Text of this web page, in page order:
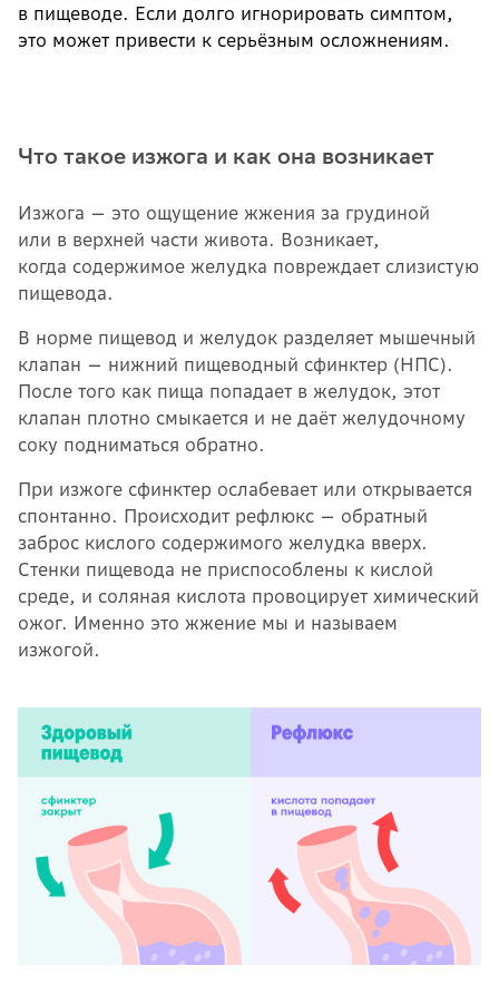
в пищеводе. Если долго игнорировать симптом,
это может привести к серьёзным осложнениям.
Что такое изжога и как она возникает
Изжога — это ощущение жжения за грудиной
или в верхней части живота. Возникает,
когда содержимое желудка повреждает слизистую
пищевода.
В норме пищевод и желудок разделяет мышечный
клапан — нижний пищеводный сфинктер (НПС).
После того как пища попадает в желудок, этот
клапан плотно смыкается и не даёт желудочному
соку подниматься обратно.
При изжоге сфинктер ослабевает или открывается
спонтанно. Происходит рефлюкс — обратный
заброс кислого содержимого желудка вверх.
Стенки пищевода не приспособлены к кислой
среде, и соляная кислота провоцирует химический
ожог. Именно это жжение мы и называем
изжогой.